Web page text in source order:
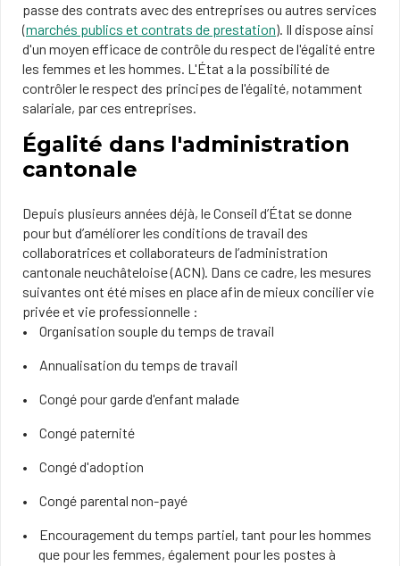
passe des contrats avec des entreprises ou autres services
(marchés publics et contrats de prestation). Il dispose ainsi
d'un moyen efficace de contrôle du respect de l'égalité entre
les femmes et les hommes. L'État a la possibilité de
contrôler le respect des principes de l'égalité, notamment
salariale, par ces entreprises.​
Égalité dans l'administration
cantonale
Depuis plusieurs années déjà, le Conseil d’État se donne
pour but d’améliorer les conditions de travail des
collaboratrices et collaborateurs de l’administration
cantonale neuchâteloise (ACN). Dans ce cadre, les mesures
suivantes ont été mises en place afin de mieux concilier vie
privée et vie professionnelle :
Organisation souple du temps de travail
Annualisation du temps de travail​
Congé pour garde d'enfant malade
Congé paternité
Congé d'adoption
Congé parental non-payé
Encouragement du temps partiel, tant pour les hommes
que pour les femmes, également pour les postes à